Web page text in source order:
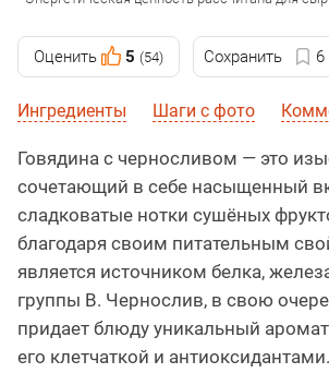
Оценить 5 (54) Сохранить 6
Ингредиенты Шаги с фото
Говядина с черносливом — это
сочетающий в себе насыщенный
сладковатые нотки сушёных
благодаря своим питательным
является источником белка,
группы B. Чернослив, в свою
придает блюду уникальный
его клетчаткой и